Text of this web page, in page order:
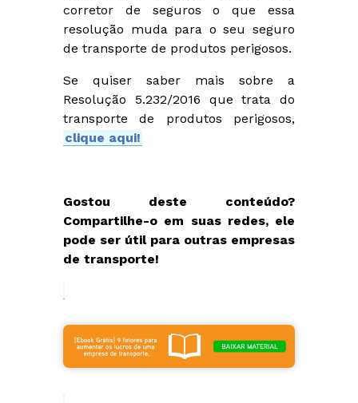
corretor de seguros o que essa
resolução muda para o seu seguro
de transporte de produtos perigosos.
Se quiser saber mais sobre a
Resolução 5.232/2016 que trata do
transporte de produtos perigosos,
clique aqui!
Gostou deste conteúdo?
Compartilhe-o em suas redes, ele
pode ser útil para outras empresas
de transporte!